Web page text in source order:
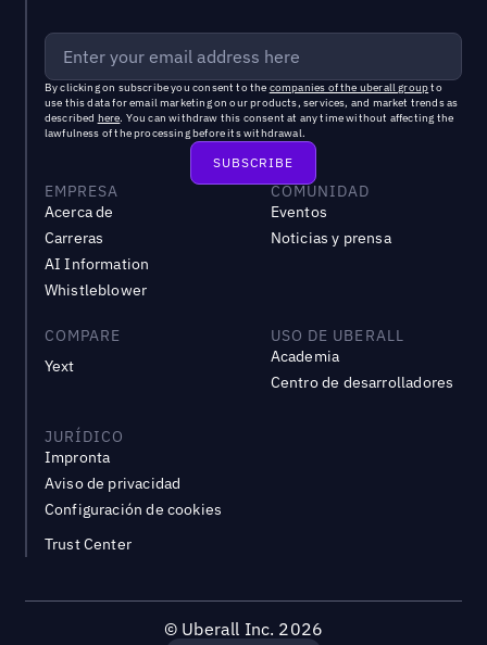
By clicking on subscribe you consent to the companies of the uberall groupto
use this data for email marketing on our products, services, and market trends as
described here. You can withdraw this consent at any time without affecting the
lawfulness of the processing before its withdrawal.
EMPRESA
Acerca de
Carreras
AI Information
Whistleblower
COMUNIDAD
Eventos
Noticias y prensa
COMPARE
Yext
USO DE UBERALL
Academia
Centro de desarrolladores
JURÍDICO
Impronta
Aviso de privacidad
Configuración de cookies
Trust Center
© Uberall Inc. 2026